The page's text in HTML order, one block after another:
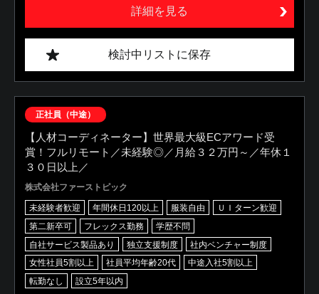
詳細を見る
検討中リストに保存
正社員（中途）
【人材コーディネーター】世界最大級ECアワード受
賞！フルリモート／未経験◎／月給３２万円～／年休１
３０日以上／
株式会社ファーストピック
未経験者歓迎 年間休日120以上 服装自由
ＵＩターン歓迎
第二新卒可
フレックス勤務
学歴不問
自社サービス製品あり
独立支援制度
社内ベンチャー制度
女性社員5割以上
社員平均年齢20代
中途入社5割以上
転勤なし
設立5年以内